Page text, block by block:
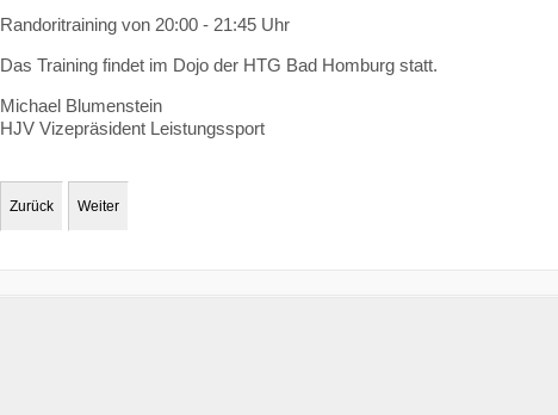
Randoritraining von 20:00 - 21:45 Uhr
Das Training findet im Dojo der HTG Bad Homburg statt.
Michael Blumenstein
HJV Vizepräsident Leistungssport
Zurück Weiter